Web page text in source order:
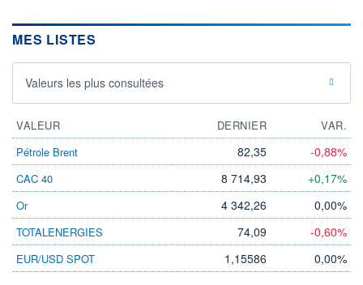
MES LISTES
Valeurs les plus consultées
VALEUR DERNIER
VAR.
Pétrole Brent
82,35 -0,88%
CAC 40 8 714,93 +0,17%
Or 4 342,26 0,00%
TOTALENERGIES 74,09 -0,60%
EUR/USD SPOT 1,15586 0,00%